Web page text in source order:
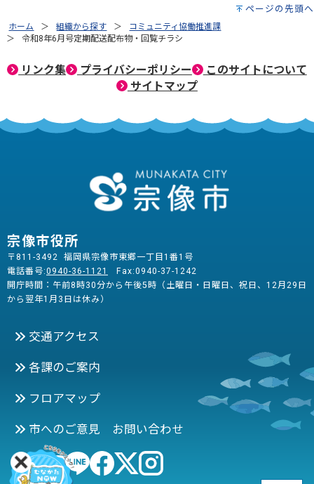
ページの先頭へ
ホーム 組織から探す
コミュニティ協働推進課
令和8年6月号定期配送配布物・回覧チラシ
リンク集 プライバシーポリシー
このサイトについて
サイトマップ
宗像市役所
〒811-3492 福岡県宗像市東郷一丁目1番1号
電話番号:0940-36-1121
Fax:0940-37-1242
開庁時間：午前8時30分から午後5時（土曜日・日曜日、祝日、12月29日
から翌年1月3日は休み）
交通アクセス
各課のご案内
フロアマップ
市へのご意見 お問い合わせ